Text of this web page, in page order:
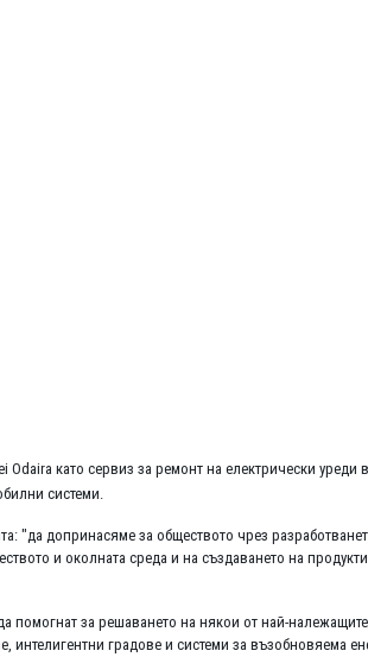
като сервиз за ремонт на електрически уреди
системи.
"да допринасяме за обществото чрез
и околната среда и на създаването на продукти
помогнат за решаването на някои от най-
интелигентни градове и системи за възобновяема